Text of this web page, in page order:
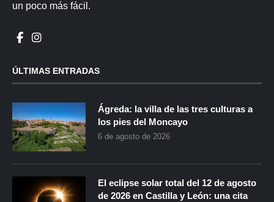
un poco más fácil.
ÚLTIMAS ENTRADAS
Ágreda: la villa de las tres culturas a
los pies del Moncayo
6 de agosto de 2026
El eclipse solar total del 12 de agosto
de 2026 en Castilla y León: una cita